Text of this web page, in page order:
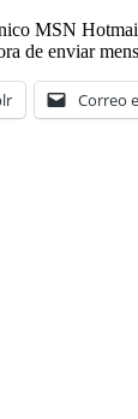
MSN
de enviar
Correo